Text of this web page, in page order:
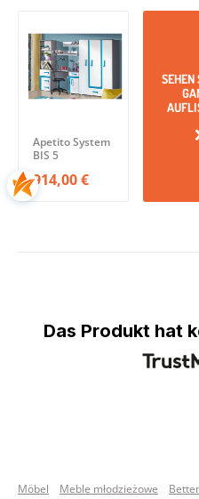
Apetito System
BIS 5
914,00 €
SEHEN
Das Produkt hat
Möbel Meble młodzieżowe